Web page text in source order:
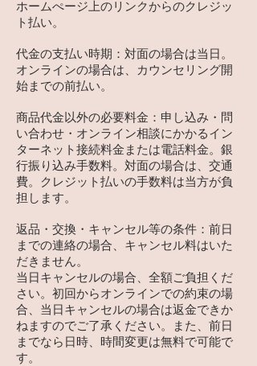
ホームぺージ上のリンクからのクレジッ
ト払い。
代金の支払い時期：対面の場合は当日。
オンラインの場合は、カウンセリング開
始までの前払い。
商品代金以外の必要料金：申し込み・問
い合わせ・オンライン相談にかかるイン
ターネット接続料金または電話料金。 銀
行振り込み手数料。対面の場合は、交通
費。クレジット払いの手数料は当方が負
担します。
返品・交換・キャンセル等の条件：前日
までの連絡の場合、キャンセル料はいた
だきません。
当日キャンセルの場合、全額ご負担くだ
さい。初回からオンラインでの約束の場
合、当日キャンセルの場合は返金できか
ねますのでご了承ください。また、前日
までなら日時、時間変更は無料で可能で
す。